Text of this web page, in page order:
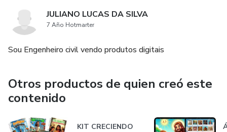
JULIANO LUCAS DA SILVA
7 Año Hotmarter
Sou Engenheiro civil vendo produtos digitais
Otros productos de quien creó este
contenido
KIT CRECIENDO